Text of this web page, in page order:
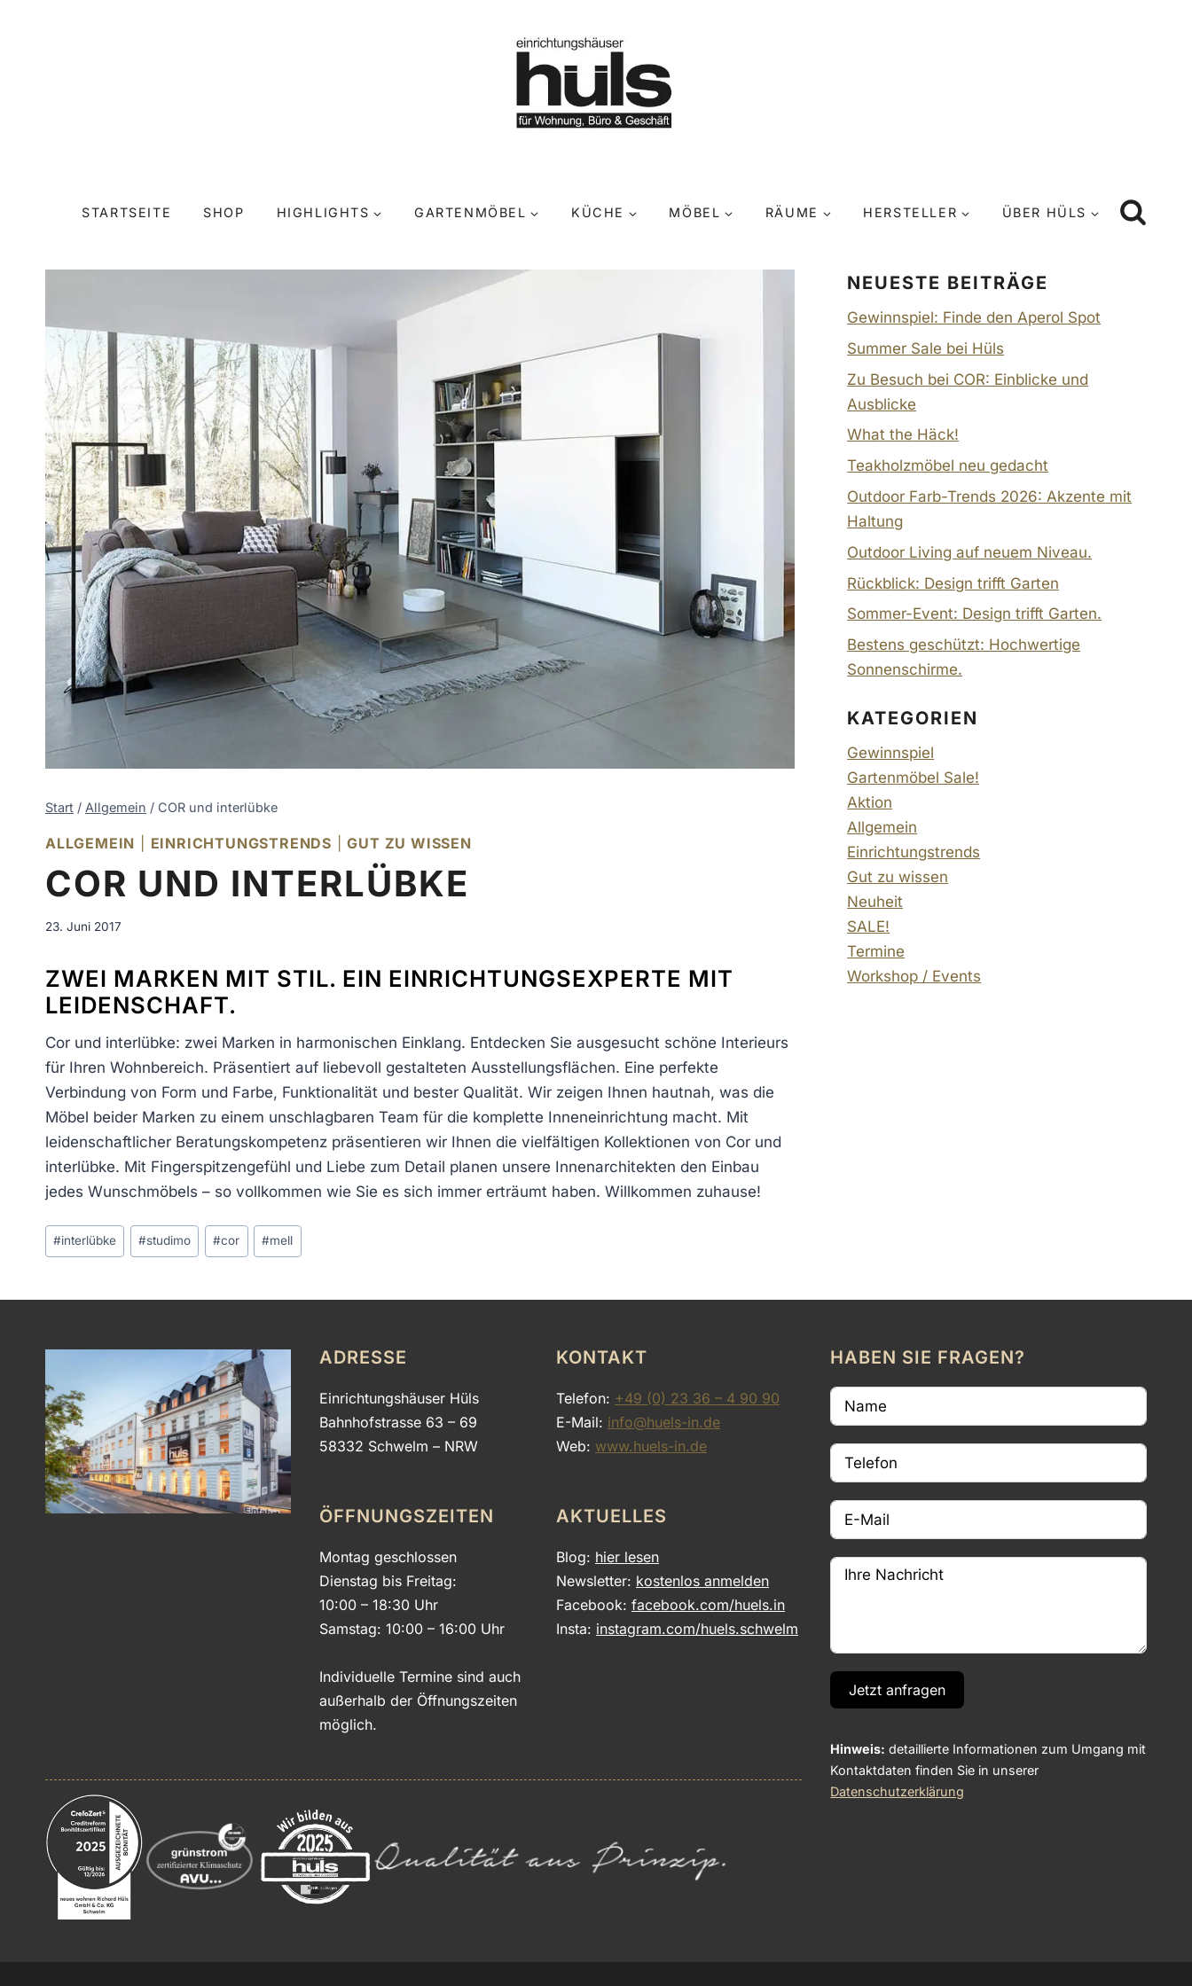
STARTSEITE SHOP HIGHLIGHTS GARTENMÖBEL KÜCHE MÖBEL RÄUME HERSTELLER ÜBER HÜLS
Start / Allgemein / COR und interlübke
ALLGEMEIN EINRICHTUNGSTRENDS |GUT ZU WISSEN
COR UND INTERLÜBKE
23. Juni 2017
ZWEI MARKEN MIT STIL. EIN EINRICHTUNGSEXPERTE MIT
LEIDENSCHAFT.
Cor und interlübke: zwei Marken in harmonischen Einklang. Entdecken Sie ausgesucht schöne Interieurs
für Ihren Wohnbereich. Präsentiert auf liebevoll gestalteten Ausstellungsflächen. Eine perfekte
Verbindung von Form und Farbe, Funktionalität und bester Qualität. Wir zeigen Ihnen hautnah, was die
Möbel beider Marken zu einem unschlagbaren Team für die komplette Inneneinrichtung macht. Mit
leidenschaftlicher Beratungskompetenz präsentieren wir Ihnen die vielfältigen Kollektionen von Cor und
interlübke. Mit Fingerspitzengefühl und Liebe zum Detail planen unsere Innenarchitekten den Einbau
jedes Wunschmöbels – so vollkommen wie Sie es sich immer erträumt haben. Willkommen zuhause!
Schlagworte:
#interlübke #studimo #cor #mell
NEUESTE BEITRÄGE
Gewinnspiel: Finde den Aperol Spot
Summer Sale bei Hüls
Zu Besuch bei COR: Einblicke und
Ausblicke
What the Häck!
Teakholzmöbel neu gedacht
Outdoor Farb-Trends 2026: Akzente mit
Haltung
Outdoor Living auf neuem Niveau.
Rückblick: Design trifft Garten
Sommer-Event: Design trifft Garten.
Bestens geschützt: Hochwertige
Sonnenschirme.
KATEGORIEN
Gewinnspiel
Gartenmöbel Sale!
Aktion
Allgemein
Einrichtungstrends
Gut zu wissen
Neuheit
SALE!
Termine
Workshop / Events
ADRESSE
Einrichtungshäuser Hüls
Bahnhofstrasse 63 – 69
58332 Schwelm – NRW
ÖFFNUNGSZEITEN
Montag geschlossen
Dienstag bis Freitag:
10:00 – 18:30 Uhr
Samstag: 10:00 – 16:00 Uhr
Individuelle Termine sind auch
außerhalb der Öffnungszeiten
möglich.
KONTAKT
Telefon: +49 (0) 23 36 – 4 90 90
E-Mail: info@huels-in.de
Web: www.huels-in.de
AKTUELLES
Blog: hier lesen
Newsletter: kostenlos anmelden
Facebook:facebook.com/huels.in
Insta: instagram.com/huels.schwelm
HABEN SIE FRAGEN?
Jetzt anfragen
Hinweis: detaillierte Informationen zum Umgang mit
Kontaktdaten finden Sie in unserer
Datenschutzerklärung